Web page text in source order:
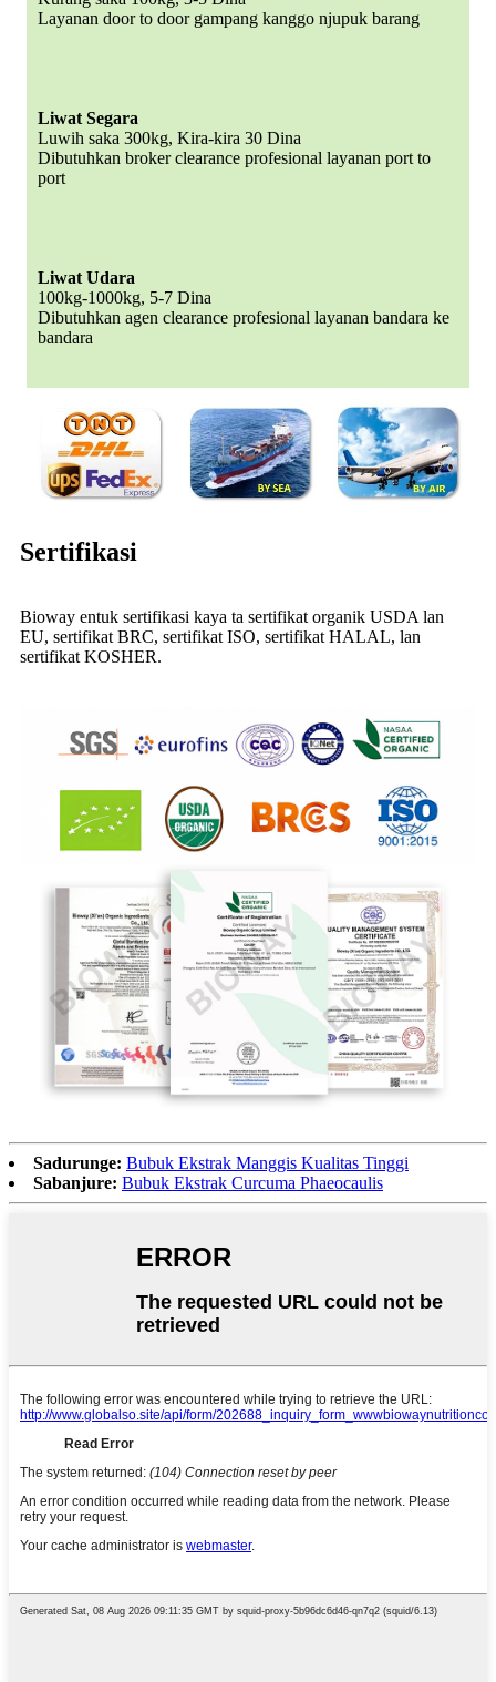
Layanan door to door gampang kanggo njupuk barang
Liwat Segara
Luwih saka 300kg, Kira-kira 30 Dina
Dibutuhkan broker clearance profesional layanan port to
port
Liwat Udara
100kg-1000kg, 5-7 Dina
Dibutuhkan agen clearance profesional layanan bandara ke
bandara
Sertifikasi
Bioway entuk sertifikasi kaya ta sertifikat organik USDA lan
EU, sertifikat BRC, sertifikat ISO, sertifikat HALAL, lan
sertifikat KOSHER.
Sadurunge: Bubuk Ekstrak Manggis Kualitas Tinggi
Sabanjure: Bubuk Ekstrak Curcuma Phaeocaulis